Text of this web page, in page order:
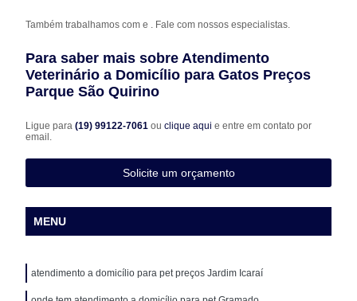
Também trabalhamos com e . Fale com nossos especialistas.
Para saber mais sobre Atendimento
Veterinário a Domicílio para Gatos Preços
Parque São Quirino
Ligue para(19) 99122-7061ouclique aqui e entre em contato por
email.
Solicite um orçamento
MENU
atendimento a domicílio para pet preços Jardim Icaraí